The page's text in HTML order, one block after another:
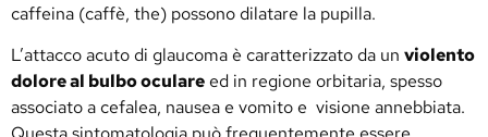
caffeina (caffè, the) possono dilatare la pupilla.
L’attacco acuto di glaucoma è caratterizzato da un violento
dolore al bulbo oculareed in regione orbitaria, spesso
associato a cefalea, nausea e vomito e visione annebbiata.